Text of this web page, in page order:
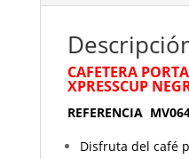
CAFETERA
XPRESSCUP
REFERENCIA
Disfruta del café